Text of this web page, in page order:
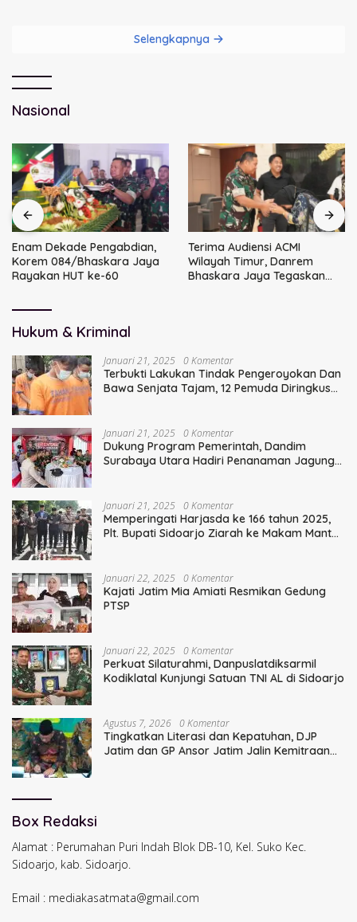
Selengkapnya
Nasional
Enam Dekade Pengabdian,
Korem 084/Bhaskara Jaya
Rayakan HUT ke-60
Terima Audiensi ACMI
Wilayah Timur, Danrem
Bhaskara Jaya Tegaskan
Hukum & Kriminal
Januari 21, 2025 0 Komentar
Terbukti Lakukan Tindak Pengeroyokan Dan
Bawa Senjata Tajam, 12 Pemuda Diringkus
Januari 21, 2025 0 Komentar
Dukung Program Pemerintah, Dandim
Surabaya Utara Hadiri Penanaman Jagung
Januari 21, 2025 0 Komentar
Memperingati Harjasda ke 166 tahun 2025,
Plt. Bupati Sidoarjo Ziarah ke Makam Mantan
Januari 22, 2025 0 Komentar
Kajati Jatim Mia Amiati Resmikan Gedung
PTSP
Januari 22, 2025 0 Komentar
Perkuat Silaturahmi, Danpuslatdiksarmil
Kodiklatal Kunjungi Satuan TNI AL di Sidoarjo
Agustus 7, 2026 0 Komentar
Tingkatkan Literasi dan Kepatuhan, DJP
Jatim dan GP Ansor Jatim Jalin Kemitraan
Box Redaksi
Alamat : Perumahan Puri Indah Blok DB-10, Kel. Suko Kec.
Sidoarjo, kab. Sidoarjo.
Email : mediakasatmata@gmail.com